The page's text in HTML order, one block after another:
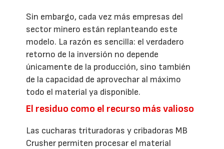
Sin embargo, cada vez más empresas del
sector minero están replanteando este
modelo. La razón es sencilla: el verdadero
retorno de la inversión no depende
únicamente de la producción, sino también
de la capacidad de aprovechar al máximo
todo el material ya disponible.
El residuo como el recurso más valioso
Las cucharas trituradoras y cribadoras MB
Crusher permiten procesar el material